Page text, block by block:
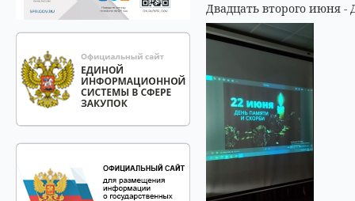
Двадцать второго июня -